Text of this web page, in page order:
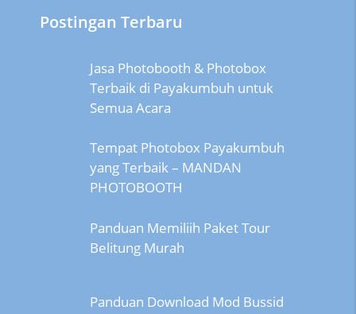
Postingan Terbaru
Jasa Photobooth & Photobox
Terbaik di Payakumbuh untuk
Semua Acara
Tempat Photobox Payakumbuh
yang Terbaik – MANDAN
PHOTOBOOTH
Panduan Memiliih Paket Tour
Belitung Murah
Panduan Download Mod Bussid